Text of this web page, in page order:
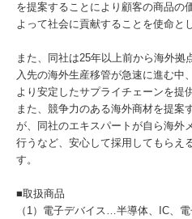
を提案することにより顧客の商品の
よって社会に貢献することを使命と
また、同社は25年以上前から海外
入先の海外生産移管が急速に進む中
より安定したサプライチェーンを提
また、競争力のある海外商材を提案
が、同社のエキスパートが自ら海外
行うなど、安心して採用してもらえ
す。
■取扱商品
（1）電子デバイス…半導体、IC、